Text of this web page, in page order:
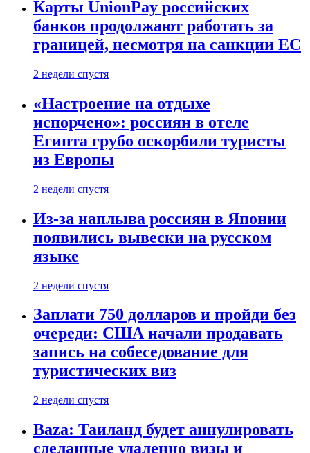
Карты UnionPay российских
банков продолжают работать за
границей, несмотря на санкции ЕС
2 недели спустя
«Настроение на отдыхе
испорчено»: россиян в отеле
Египта грубо оскорбили туристы
из Европы
2 недели спустя
Из-за наплыва россиян в Японии
появились вывески на русском
языке
2 недели спустя
Заплати 750 долларов и пройди без
очереди: США начали продавать
запись на собеседование для
туристических виз
2 недели спустя
Baza: Таиланд будет аннулировать
сделанные удаленно визы и